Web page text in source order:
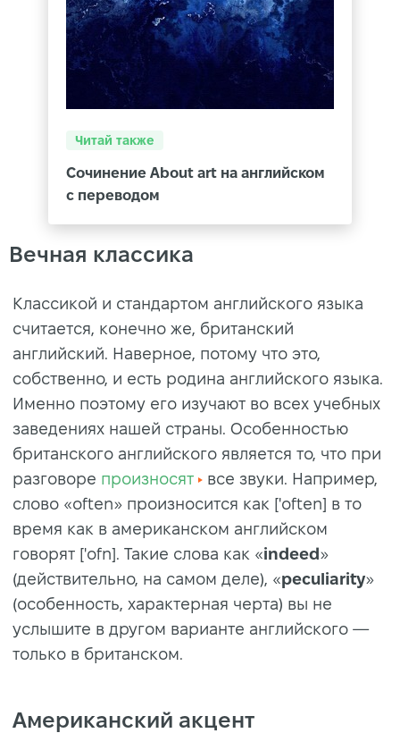
Читай также
Сочинение About art на английском
с переводом
Вечная классика
Классикой и стандартом английского языка
считается, конечно же, британский
английский. Наверное, потому что это,
собственно, и есть родина английского языка.
Именно поэтому его изучают во всех учебных
заведениях нашей страны. Особенностью
британского английского является то, что при
разговоре произносят
все звуки. Например,
слово «often» произносится как ['often] в то
время как в американском английском
говорят ['ofn]. Такие слова как «indeed»
(действительно, на самом деле), «peculiarity»
(особенность, характерная черта) вы не
услышите в другом варианте английского —
только в британском.
Американский акцент